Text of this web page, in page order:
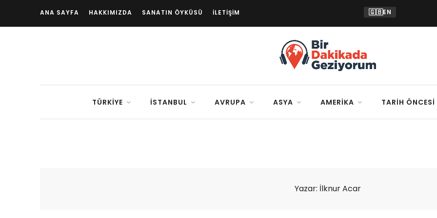
ANA SAYFA HAKKIMIZDA SANATIN ÖYKÜSÜ İLETIŞIM 🇬🇧EN
TÜRKIYE İSTANBUL AVRUPA ASYA AMERIKA TARIH ÖNCESI
Yazar: İlknur Acar